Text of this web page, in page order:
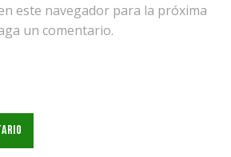
este navegador para la próxima
un comentario.